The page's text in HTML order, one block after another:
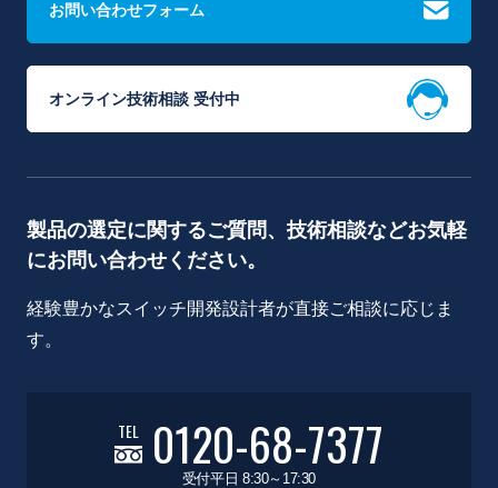
お問い合わせフォーム
オンライン技術相談 受付中
製品の選定に関するご質問、技術相談などお気軽
にお問い合わせください。
経験豊かなスイッチ開発設計者が直接ご相談に応じま
す。
TEL 0120-68-7377
受付平日 8:30～17:30